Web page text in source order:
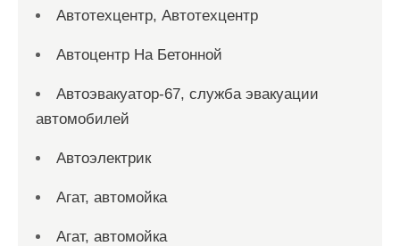
Автотехцентр, Автотехцентр
Автоцентр На Бетонной
Автоэвакуатор-67, служба эвакуации
автомобилей
Автоэлектрик
Агат, автомойка
Агат, автомойка